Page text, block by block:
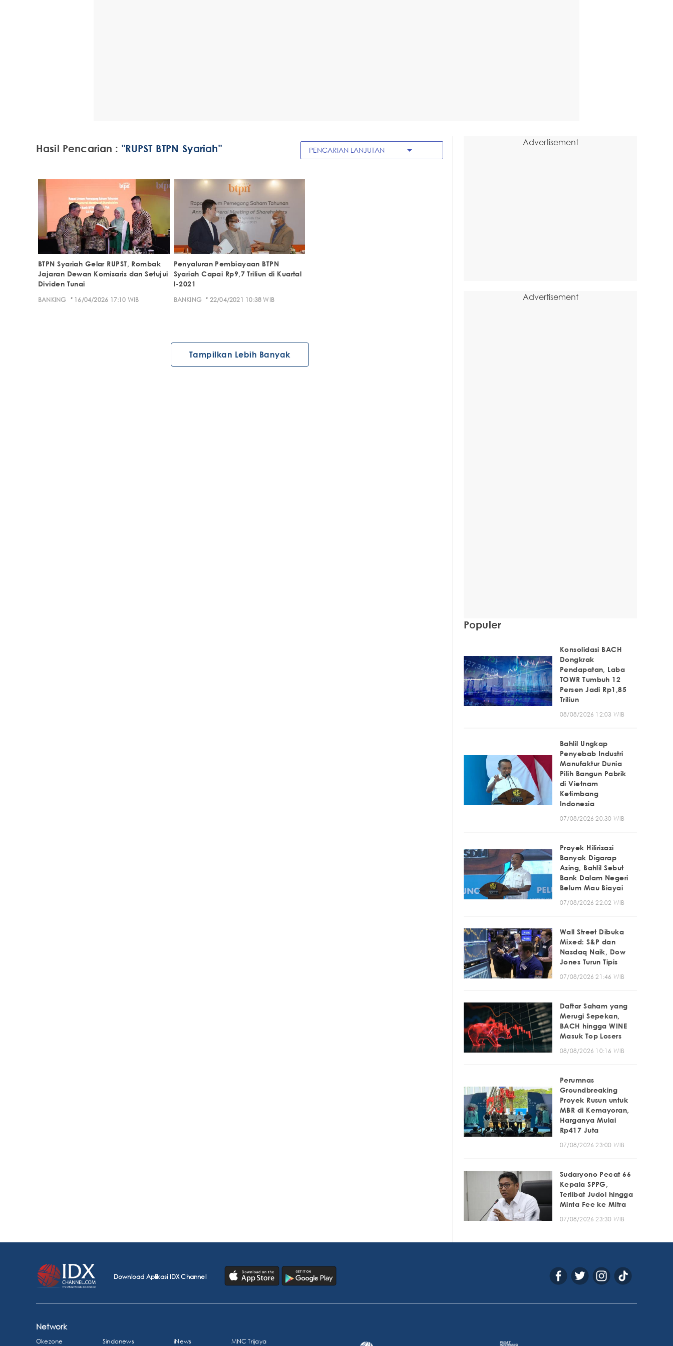
Hasil Pencarian : "RUPST BTPN Syariah" PENCARIAN LANJUTAN arrow_drop_down
BTPN Syariah Gelar RUPST, Rombak
Jajaran Dewan Komisaris dan Setujui
Dividen Tunai
BANKING · 16/04/2026 17:10 WIB
Penyaluran Pembiayaan BTPN
Syariah Capai Rp9,7 Triliun di Kuartal
I-2021
BANKING · 22/04/2021 10:38 WIB
Tampilkan Lebih Banyak
Advertisement
Advertisement
Populer
Konsolidasi BACH
Dongkrak
Pendapatan, Laba
TOWR Tumbuh 12
Persen Jadi Rp1,85
Triliun
08/08/2026 12:03 WIB
Bahlil Ungkap
Penyebab Industri
Manufaktur Dunia
Pilih Bangun Pabrik
di Vietnam
Ketimbang
Indonesia
07/08/2026 20:30 WIB
Proyek Hilirisasi
Banyak Digarap
Asing, Bahlil Sebut
Bank Dalam Negeri
Belum Mau Biayai
07/08/2026 22:02 WIB
Wall Street Dibuka
Mixed: S&P dan
Nasdaq Naik, Dow
Jones Turun Tipis
07/08/2026 21:46 WIB
Daftar Saham yang
Merugi Sepekan,
BACH hingga WINE
Masuk Top Losers
08/08/2026 10:16 WIB
Perumnas
Groundbreaking
Proyek Rusun untuk
MBR di Kemayoran,
Harganya Mulai
Rp417 Juta
07/08/2026 23:00 WIB
Sudaryono Pecat 66
Kepala SPPG,
Terlibat Judol hingga
Minta Fee ke Mitra
07/08/2026 23:30 WIB
Download Aplikasi IDX Channel
Network
Okezone Sindonews iNews MNC Trijaya